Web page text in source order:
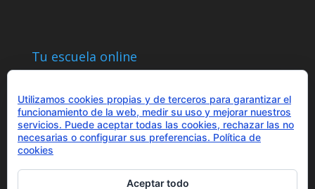
Tu escuela online
¿Hablamos?
Utilizamos cookies propias y de terceros para garantizar el
funcionamiento de la web, medir su uso y mejorar nuestros
servicios. Puede aceptar todas las cookies, rechazar las no
necesarias o configurar sus preferencias. Política de
cookies
Aceptar todo